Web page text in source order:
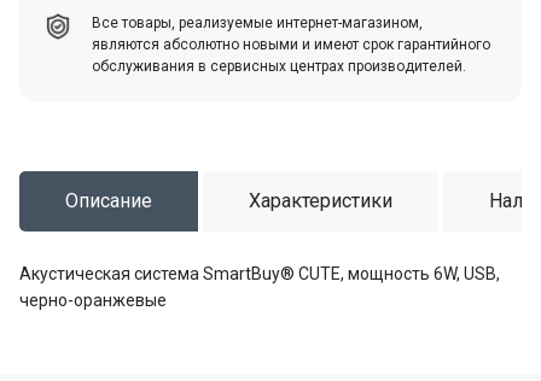
Все товары, реализуемые интернет-магазином,
являются абсолютно новыми и имеют срок гарантийного
обслуживания в сервисных центрах производителей.
Описание Характеристики
Акустическая система SmartBuy® CUTE, мощность 6W, USB,
черно-оранжевые